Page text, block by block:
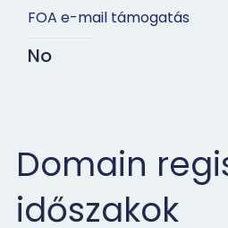
FOA e-mail támogatás
No
Domain
időszakok